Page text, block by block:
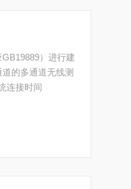
的多通道无线测
连接时间